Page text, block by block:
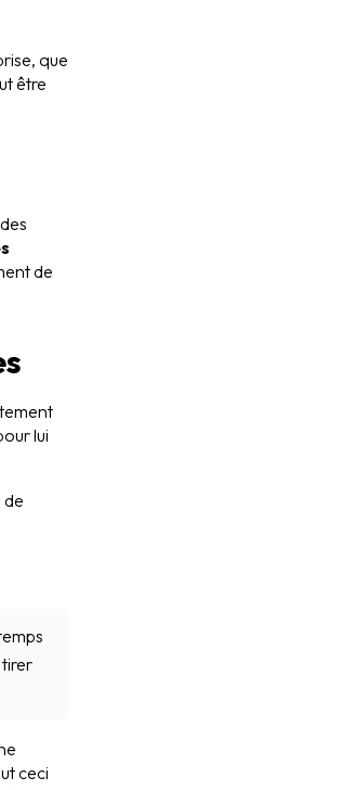
que
être
de
lui
de
ceci